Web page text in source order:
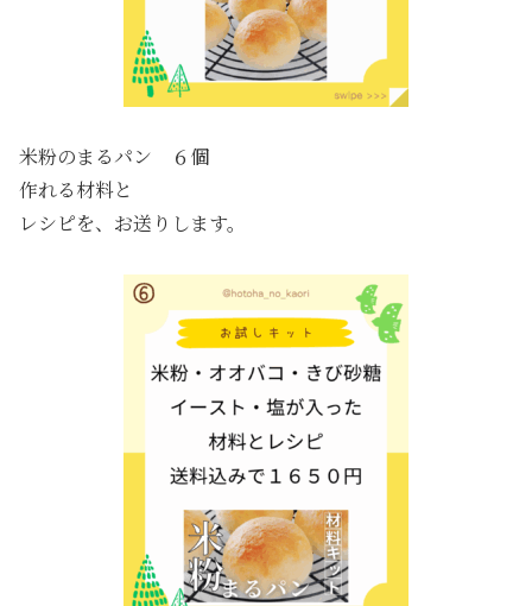
米粉のまるパン ６個
作れる材料と
レシピを、お送りします。